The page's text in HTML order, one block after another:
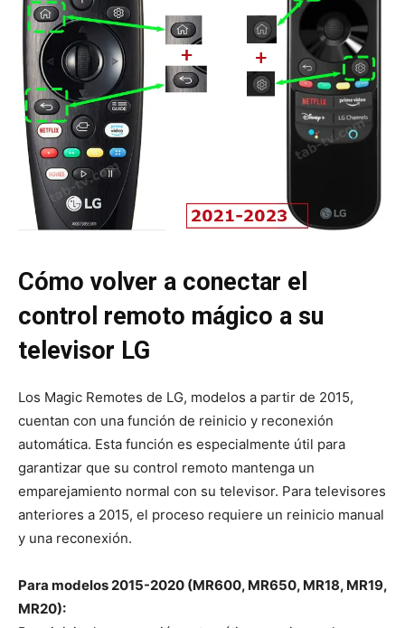
Cómo volver a conectar el
control remoto mágico a su
televisor LG
Los Magic Remotes de LG, modelos a partir de 2015,
cuentan con una función de reinicio y reconexión
automática. Esta función es especialmente útil para
garantizar que su control remoto mantenga un
emparejamiento normal con su televisor. Para televisores
anteriores a 2015, el proceso requiere un reinicio manual
y una reconexión.
Para modelos 2015-2020 (MR600, MR650, MR18, MR19,
MR20):